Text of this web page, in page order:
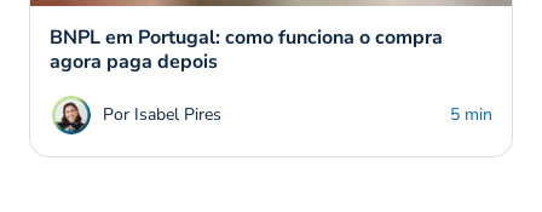
BNPL em Portugal: como funciona o compra
agora paga depois
Por Isabel Pires 5 min